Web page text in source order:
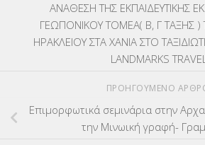
ΑΝΑΘΕΣΗ ΤΗΣ ΕΚΠΑΙΔΕΥΤΙΚΗΣ
ΓΕΩΠΟΝΙΚΟΥ ΤΟΜΕΑ( Β, Γ ΤΑΞΗΣ )
ΗΡΑΚΛΕΙΟΥ ΣΤΑ ΧΑΝΙΑ ΣΤΟ
LANDMARKS
ΠΡΟΗΓΟΎΜΕΝΟ
Επιμορφωτικά σεμινάρια στην
την Μινωική γραφή-